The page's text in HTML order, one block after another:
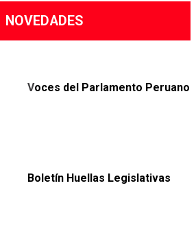
NOVEDADES
Voces del Parlamento Peruano
Boletín Huellas Legislativas